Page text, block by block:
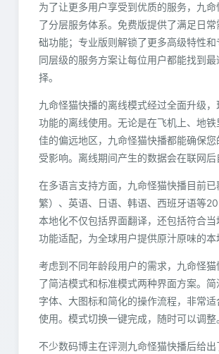
为了让更多用户享受到优质的服务，九命
了分层服务体系。免费版提供了满足日
础功能；专业版则解锁了更多高级特性
同层级的服务方案让每位用户都能找到
择。
九命怪猫快播的离线模式经过全面升级，
功能的离线使用。无论是在飞机上、地
佳的偏远地区，九命怪猫快播都能确保
受影响。离线期间产生的数据会在联网后
在多语言支持方面，九命怪猫快播目前已
繁）、英语、日语、韩语、西班牙语等20
本地化不仅包括界面翻译，还包括符合当
功能适配，为全球用户提供原汁原味的本
考虑到不同年龄段用户的需求，九命怪
了简洁模式和标准模式两种界面方案。
字体、大图标和简化的操作流程，非常适
使用。模式切换一键完成，随时可以调整
不少数码博主在评测九命怪猫快播后给